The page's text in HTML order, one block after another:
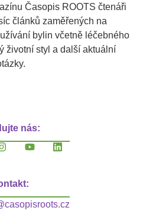
Časopis ROOTS čtenáři
článků zaměřených na
bylin včetně léčebného
životní styl a další aktuální
nás: